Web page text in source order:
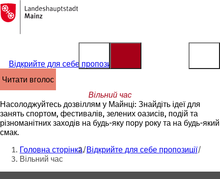
Перейти до змісту
На
головну
сторінку
Відкрийте для себе пропозиції
читати вголос
Вільний час
Насолоджуйтесь дозвіллям у Майнці: Знайдіть ідеї для
занять спортом, фестивалів, зелених оазисів, подій та
різноманітних заходів на будь-яку пору року та на будь-який
смак.
Ти
тут:
Головна сторінка Відкрийте для себе пропозиції
Вільний час